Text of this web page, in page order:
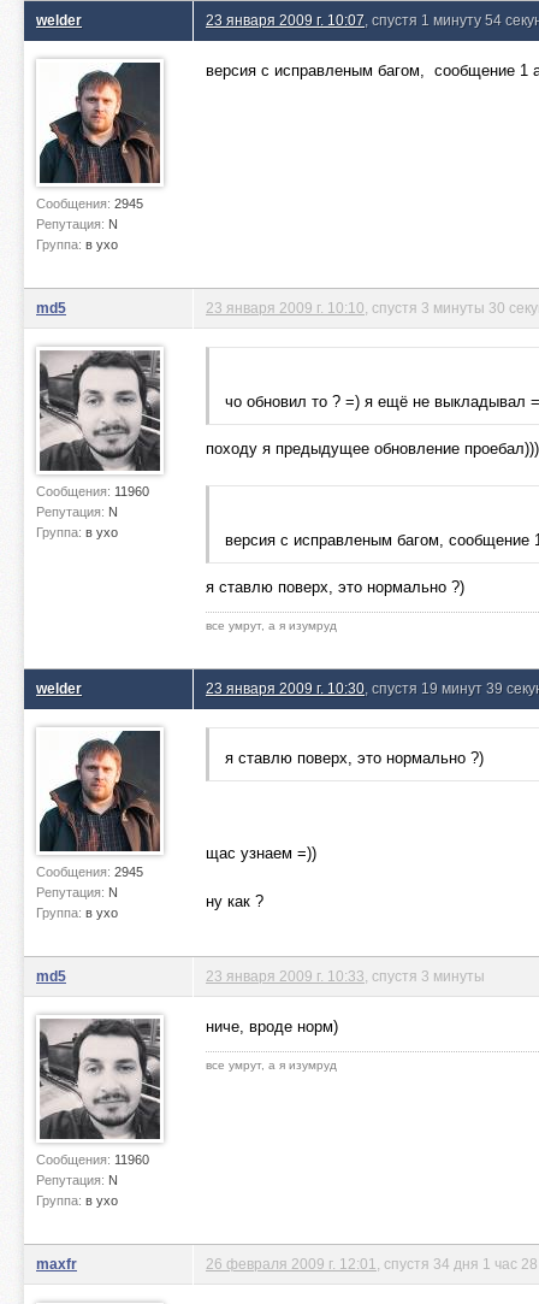
welder
Сообщения: 2945
Репутация: N
Группа: в ухо
23 января 2009 г. 10:07 , спустя 1 минуту 54
версия с исправленым багом, сообщение 1
md5
Сообщения: 11960
Репутация: N
Группа: в ухо
23 января 2009 г. 10:10 , спустя 3 минуты 30
чо обновил то ? =) я ещё не выкладывал
походу я предыдущее обновление проебал)))
версия с исправленым багом,
я ставлю поверх, это нормально ?)
все умрут, а я изумруд
welder
Сообщения: 2945
Репутация: N
Группа: в ухо
23 января 2009 г. 10:30 , спустя 19 минут 39
я ставлю поверх, это нормально ?)
щас узнаем =))
ну как ?
md5
Сообщения: 11960
Репутация: N
Группа: в ухо
23 января 2009 г. 10:33 , спустя 3 минуты
ниче, вроде норм)
все умрут, а я изумруд
maxfr 26 февраля 2009 г. 12:01 , спустя 34 дня 1 час